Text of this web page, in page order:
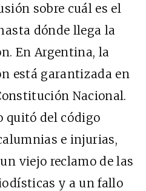
sobre cuál es el
dónde llega la
En Argentina, la
está garantizada en
Nacional.
quitó del código
e injurias,
viejo reclamo de las
y a un fallo